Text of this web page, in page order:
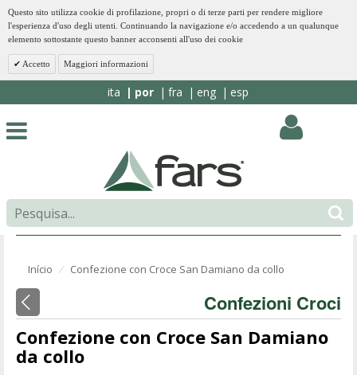
Questo sito utilizza cookie di profilazione, propri o di terze parti per rendere migliore
l'esperienza d'uso degli utenti. Continuando la navigazione e/o accedendo a un qualunque
elemento sottostante questo banner acconsenti all'uso dei cookie
Accetto Maggiori informazioni
ita por fra eng esp
Início ⁄ Confezione con Croce San Damiano da collo
Confezioni Croci
Confezione con Croce San Damiano
da collo